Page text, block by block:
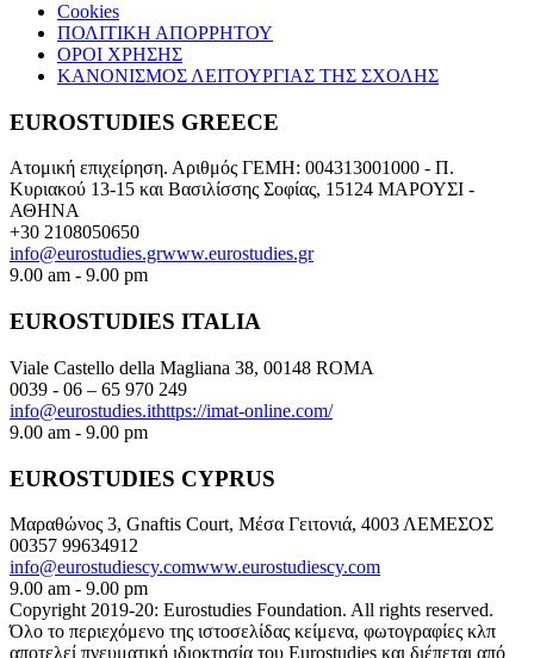
Cookies
ΠΟΛΙΤΙΚΗ ΑΠΟΡΡΗΤΟΥ
ΟΡΟΙ ΧΡΗΣΗΣ
ΚΑΝΟΝΙΣΜΟΣ ΛΕΙΤΟΥΡΓΙΑΣ ΤΗΣ ΣΧΟΛΗΣ
EUROSTUDIES GREECE
Ατομική επιχείρηση. Αριθμός ΓΕΜΗ: 004313001000 - Π.
Κυριακού 13-15 και Βασιλίσσης Σοφίας, 15124 ΜΑΡΟΥΣΙ -
ΑΘΗΝΑ
+30 2108050650
info@eurostudies.grwww.eurostudies.gr
9.00 am - 9.00 pm
EUROSTUDIES ITALIA
Viale Castello della Magliana 38, 00148 ROMA
0039 - 06 – 65 970 249
info@eurostudies.ithttps://imat-online.com/
9.00 am - 9.00 pm
EUROSTUDIES CYPRUS
Μαραθώνος 3, Gnaftis Court, Μέσα Γειτονιά, 4003 ΛΕΜΕΣΟΣ
00357 99634912
info@eurostudiescy.comwww.eurostudiescy.com
9.00 am - 9.00 pm
Copyright 2019-20: Eurostudies Foundation. All rights reserved.
Όλο το περιεχόμενο της ιστοσελίδας κείμενα, φωτογραφίες κλπ
αποτελεί πνευματική ιδιοκτησία του Eurostudies και διέπεται από